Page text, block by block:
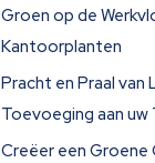
Groen op de
Kantoorplanten
Pracht en Praal van
Toevoeging aan uw
Creëer een Groene